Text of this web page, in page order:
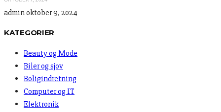
adminoktober 9, 2024
KATEGORIER
Beauty og Mode
Biler og sjov
Boligindretning
Computer og IT
Elektronik